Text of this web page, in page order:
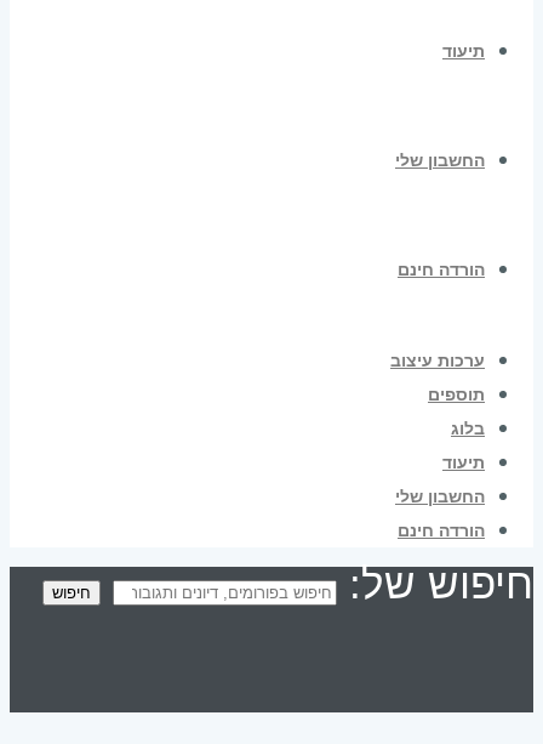
תיעוד
החשבון שלי
הורדה חינם
ערכות עיצוב
תוספים
בלוג
תיעוד
החשבון שלי
הורדה חינם
חיפוש של: חיפוש